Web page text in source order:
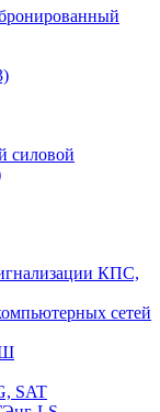
силовой
КПС,
сетей
SAT